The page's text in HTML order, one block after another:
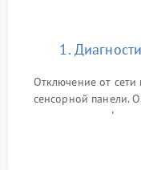
1.
Отключение от
сенсорной панели.
проверка
клиента о